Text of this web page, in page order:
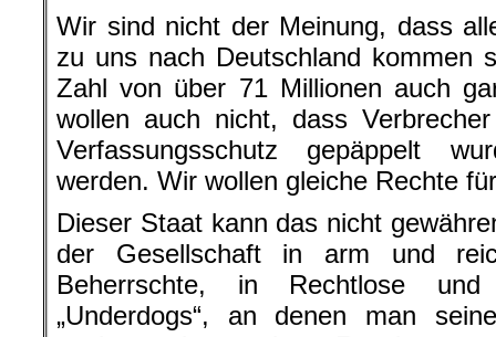
Wir sind nicht der Meinung, dass
zu uns nach Deutschland kommen
Zahl von über 71 Millionen auch
wollen auch nicht, dass
Verfassungsschutz gepäppelt
werden. Wir wollen gleiche Rechte
Dieser Staat kann das nicht
der Gesellschaft in arm und
Beherrschte, in Rechtlose
„Underdogs“, an denen man